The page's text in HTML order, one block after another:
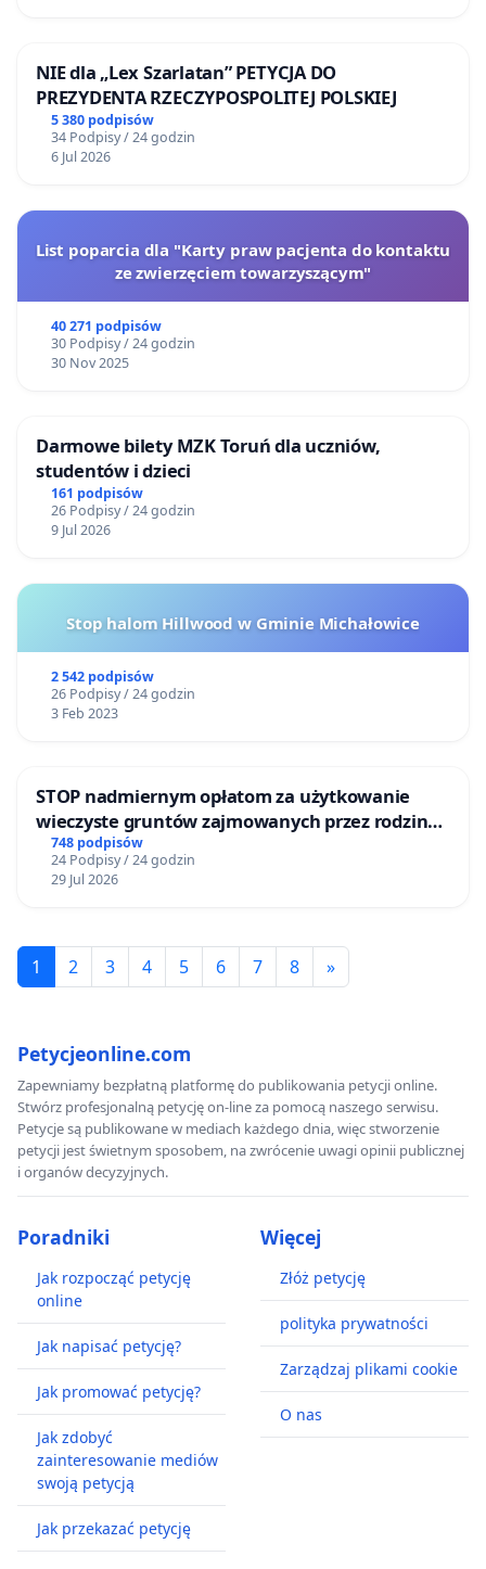
NIE dla „Lex Szarlatan” PETYCJA DO
PREZYDENTA RZECZYPOSPOLITEJ POLSKIEJ
5 380 podpisów
34 Podpisy / 24 godzin
6 Jul 2026
List poparcia dla "Karty praw pacjenta do kontaktu
ze zwierzęciem towarzyszącym"
40 271 podpisów
30 Podpisy / 24 godzin
30 Nov 2025
Darmowe bilety MZK Toruń dla uczniów,
studentów i dzieci
161 podpisów
26 Podpisy / 24 godzin
9 Jul 2026
Stop halom Hillwood w Gminie Michałowice
2 542 podpisów
26 Podpisy / 24 godzin
3 Feb 2023
STOP nadmiernym opłatom za użytkowanie
wieczyste gruntów zajmowanych przez rodzinne
ogrody działkowe.
748 podpisów
24 Podpisy / 24 godzin
29 Jul 2026
1 2 3 4 5 6 7 8 »
Petycjeonline.com
Zapewniamy bezpłatną platformę do publikowania petycji online.
Stwórz profesjonalną petycję on-line za pomocą naszego serwisu.
Petycje są publikowane w mediach każdego dnia, więc stworzenie
petycji jest świetnym sposobem, na zwrócenie uwagi opinii publicznej
i organów decyzyjnych.
Poradniki
Jak rozpocząć petycję
online
Jak napisać petycję?
Jak promować petycję?
Jak zdobyć
zainteresowanie mediów
swoją petycją
Jak przekazać petycję
Więcej
Złóż petycję
polityka prywatności
Zarządzaj plikami cookie
O nas